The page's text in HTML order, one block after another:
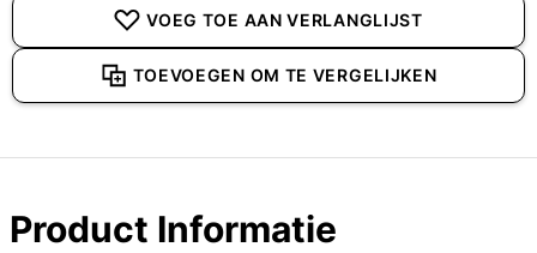
VOEG TOE AAN VERLANGLIJST
TOEVOEGEN OM TE VERGELIJKEN
Product Informatie